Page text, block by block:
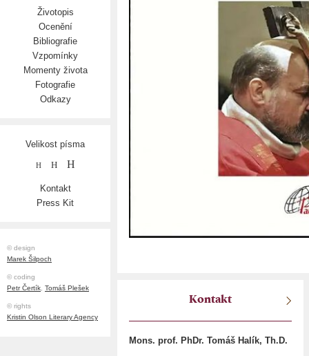
Životopis
Ocenění
Bibliografie
Vzpomínky
Momenty života
Fotografie
Odkazy
Velikost písma
H H H
Kontakt
Press Kit
© design
Marek Šilpoch
© coding
Petr Čertík, Tomáš Plešek
© rights
Kristin Olson Literary Agency
Kontakt
Mons. prof. PhDr. Tomáš Halík, Th.D.